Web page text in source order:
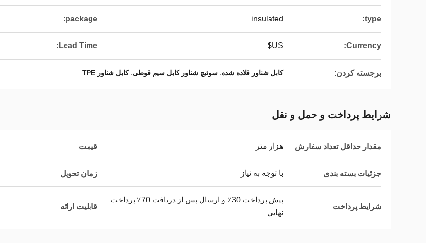
type:
insulated
package:
Currency:
US$
Lead Time:
برجسته کردن: کابل شناور قلاده شده, سوئیچ شناور کابل سیم قوطی,کابل شناور TPE
شرایط پرداخت و حمل و نقل
مقدار حداقل تعداد سفارش هزار متر قیمت
جزئیات بسته بندی با توجه به نیاز زمان تحویل
شرایط پرداخت
پیش پرداخت 30٪ و ارسال پس از دریافت 70٪ پرداخت
نهایی
قابلیت ارائه